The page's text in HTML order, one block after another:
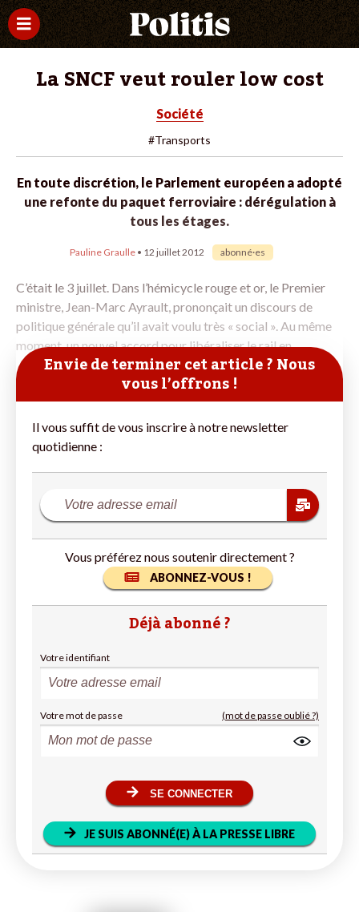
La SNCF veut rouler low cost
Société
#Transports
En toute discrétion, le Parlement européen a adopté
une refonte du paquet ferroviaire : dérégulation à
tous les étages.
Pauline Graulle • 12 juillet 2012 abonné·es
C’était le 3 juillet. Dans l’hémicycle rouge et or, le Premier
ministre, Jean-Marc Ayrault, prononçait un discours de
politique générale qu’il avait voulu très « social ». Au même
moment, un nouvel accord pour libéraliser le rail en
Envie de terminer cet article ? Nous
vous l’offrons !
Il vous suffit de vous inscrire à notre newsletter
quotidienne :
Vous préférez nous soutenir directement ?
ABONNEZ-VOUS !
Déjà abonné ?
Votre identifiant
Votre mot de passe (mot de passe oublié ?)
SE CONNECTER
JE SUIS ABONNÉ(E) À LA PRESSE LIBRE